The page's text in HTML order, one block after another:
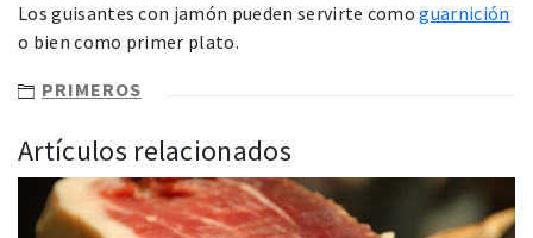
Los guisantes con jamón pueden servirte comoguarnición
o bien como primer plato.
PRIMEROS
Artículos relacionados